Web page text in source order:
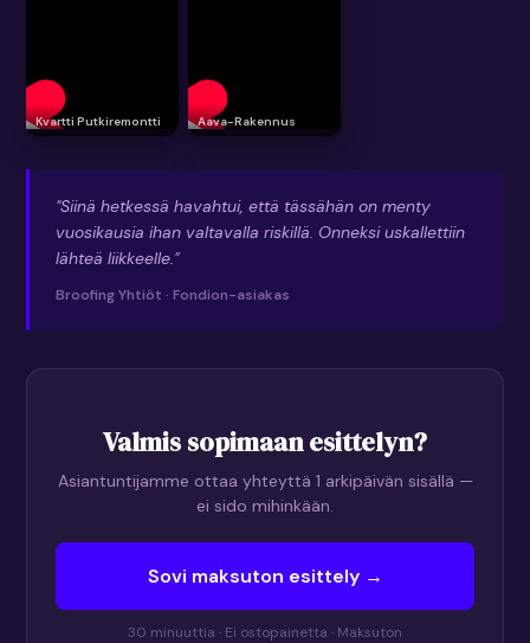
Kvartti Putkiremontti Aava-Rakennus
"Siinä hetkessä havahtui, että tässähän on menty
vuosikausia ihan valtavalla riskillä. Onneksi uskallettiin
lähteä liikkeelle."
Broofing Yhtiöt · Fondion-asiakas
Valmis sopimaan esittelyn?
Asiantuntijamme ottaa yhteyttä 1 arkipäivän sisällä —
ei sido mihinkään.
Sovi maksuton esittely →
30 minuuttia · Ei ostopainetta · Maksuton